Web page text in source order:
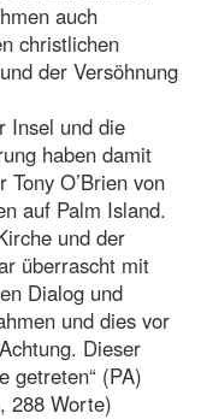
auch
christlichen
der Versöhnung
Insel und die
haben damit
Tony O’Brien von
auf Palm Island.
und der
überrascht mit
Dialog und
und dies vor
Dieser
getreten“ (PA)
288 Worte)